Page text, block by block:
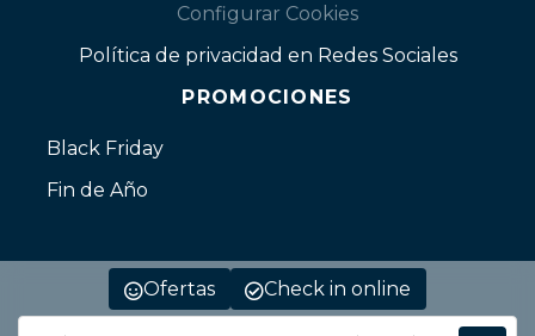
Ofertas Check in online
Configurar Cookies
Política de privacidad en Redes Sociales
PROMOCIONES
Black Friday
Fin de Año